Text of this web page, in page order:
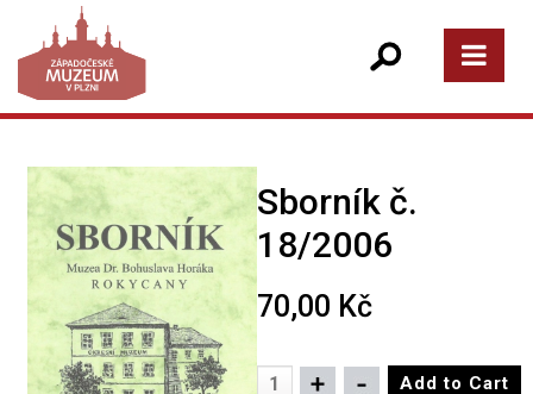
Sborník č.
18/2006
70,00 Kč